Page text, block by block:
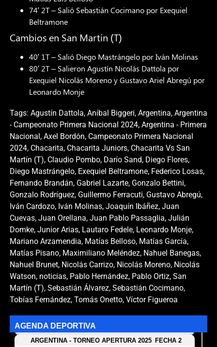
74′ 2T – Salió Sebastián Cocimano por Exequiel
Beltramone
Cambios en San Martín (T)
40′ 1T – Salió Diego Mastrángelo por Iván Molinas
80′ 2T – Salieron Agustín Nicolás Dattola por
Exequiel Nicolás Moreno y Gustavo Ariel Abregú por
Leonardo Monje
Tags: Agustín Dattola, Aníbal Biggeri, Argentina, Argentina
- Campeonato Primera Nacional 2024, Argentina - Primera
Nacional, Axel Bordón, Campeonato Primera Nacional
2024, Chacarita, Chacarita Juniors, Chacarita Vs San
Martín (T), Claudio Pombo, Darío Sand, Diego Flores,
Diego Mastrángelo, Exequiel Beltramone, Federico Losas,
Fernando Brandán, Gabriel Lazarte, Gonzalo Bettini,
Gonzalo Rodríguez, Guillermo Ferracuti, Gustavo Abregú,
Iván Cardozo, Iván Molinas, Joaquín Ibáñez, Juan
Cuevas, Juan Orellana, Juan Pablo Passaglia, Julián
Domke, Junior Arias, Lautaro Fedele, Leonardo Monje,
Mariano Arzamendia, Matías Belloso, Matías García,
Matías Pisano, Maximiliano Meléndez, Nahuel Banegas,
Nahuel Brunet, Nicolás Carrizo, Nicolás Moreno, Nicolás
Watson, noticias, Pablo Hernández, Pablo Ortiz, San
Martín (T), Sebastián Álvarez, Sebastián Cocimano,
Tobías Fernández, Tomás Onetto, Víctor Figueroa